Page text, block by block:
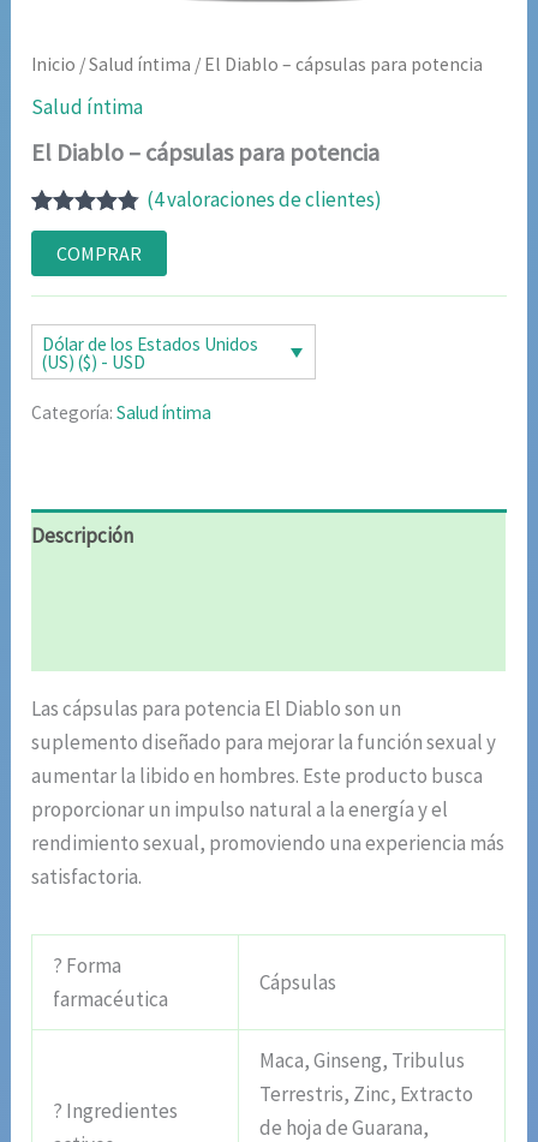
Inicio /Salud íntima / El Diablo – cápsulas para potencia
Salud íntima
El Diablo – cápsulas para potencia
Valorado
con4.75de
5 en base
a
4
de clientes
(4valoraciones de clientes)
COMPRAR
Dólar de los Estados Unidos
(US) ($) - USD
Categoría:Salud íntima
Descripción
Las cápsulas para potencia El Diablo son un
suplemento diseñado para mejorar la función sexual y
aumentar la libido en hombres. Este producto busca
proporcionar un impulso natural a la energía y el
rendimiento sexual, promoviendo una experiencia más
satisfactoria.
? Forma
farmacéutica
Cápsulas
? Ingredientes
Maca, Ginseng, Tribulus
Terrestris, Zinc, Extracto
de hoja de Guarana,